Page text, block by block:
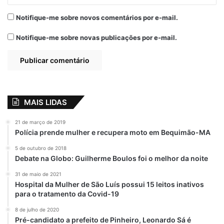
a Seduc e assinado pelo Secretário Adjunto
de Orçamento, Finanças e Contabilidade
em tramitação relâmpago.
O crime no Tech Office
O assassinato de João Bosco ocorreu em 19
de agosto de 2022, dentro das
Notifique-me sobre novos comentários por e-mail.
Notifique-me sobre novas publicações por e-mail.
MAIS LIDAS
21 de março de 2019
Polícia prende mulher e recupera moto em Bequimão-MA
5 de outubro de 2018
Debate na Globo: Guilherme Boulos foi o melhor da noite
31 de maio de 2021
Hospital da Mulher de São Luís possui 15 leitos inativos
para o tratamento da Covid-19
8 de julho de 2020
Pré-candidato a prefeito de Pinheiro, Leonardo Sá é